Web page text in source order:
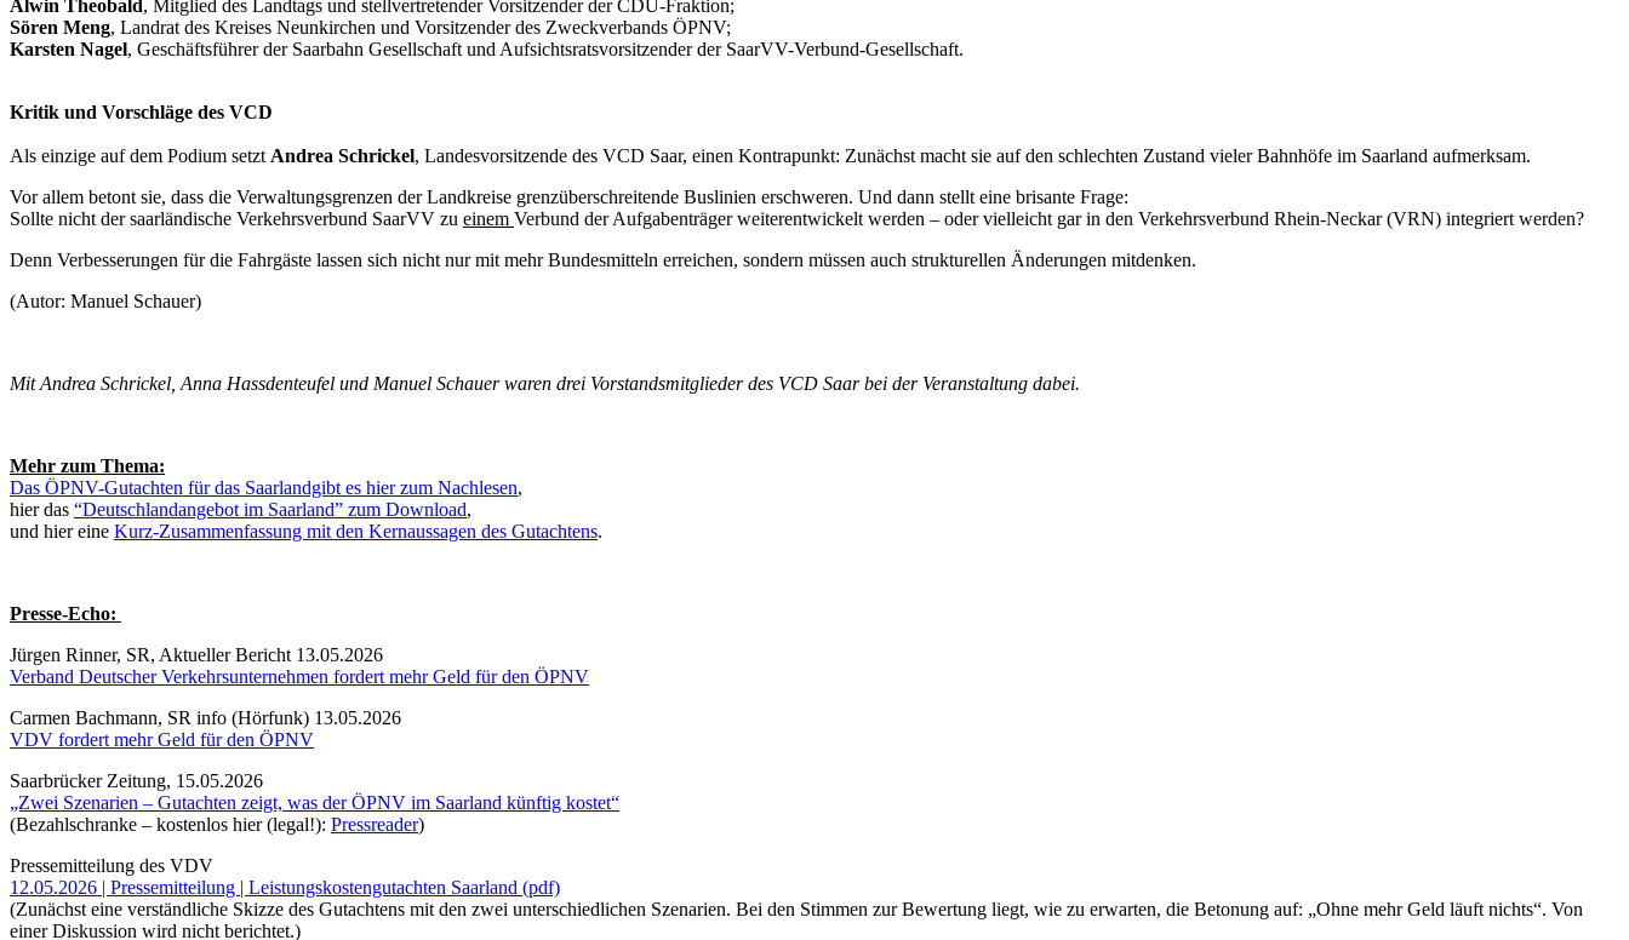
Alwin Theobald, Mitglied des Landtags und stellvertretender Vorsitzender der CDU-Fraktion;
Sören Meng, Landrat des Kreises Neunkirchen und Vorsitzender des Zweckverbands ÖPNV;
Karsten Nagel, Geschäftsführer der Saarbahn Gesellschaft und Aufsichtsratsvorsitzender der SaarVV-Verbund-Gesellschaft.
Kritik und Vorschläge des VCD
Als einzige auf dem Podium setzt Andrea Schrickel, Landesvorsitzende des VCD Saar, einen Kontrapunkt: Zunächst macht sie auf den schlechten Zustand vieler Bahnhöfe im Saarland aufmerksam.
Vor allem betont sie, dass die Verwaltungsgrenzen der Landkreise grenzüberschreitende Buslinien erschweren. Und dann stellt eine brisante Frage:
Sollte nicht der saarländische Verkehrsverbund SaarVV zu einem Verbund der Aufgabenträger weiterentwickelt werden – oder vielleicht gar in den Verkehrsverbund Rhein-Neckar (VRN) integriert werden?
Denn Verbesserungen für die Fahrgäste lassen sich nicht nur mit mehr Bundesmitteln erreichen, sondern müssen auch strukturellen Änderungen mitdenken.
(Autor: Manuel Schauer)
Mit Andrea Schrickel, Anna Hassdenteufel und Manuel Schauer waren drei Vorstandsmitglieder des VCD Saar bei der Veranstaltung dabei.
Mehr zum Thema:
Das ÖPNV-Gutachten für das Saarlandgibt es hier zum Nachlesen,
hier das “Deutschlandangebot im Saarland” zum Download,
und hier eine Kurz-Zusammenfassung mit den Kernaussagen des Gutachtens.
Presse-Echo:
Jürgen Rinner, SR, Aktueller Bericht 13.05.2026
Verband Deutscher Verkehrsunternehmen fordert mehr Geld für den ÖPNV
Carmen Bachmann, SR info (Hörfunk) 13.05.2026
VDV fordert mehr Geld für den ÖPNV
Saarbrücker Zeitung, 15.05.2026
„Zwei Szenarien – Gutachten zeigt, was der ÖPNV im Saarland künftig kostet“
(Bezahlschranke – kostenlos hier (legal!): Pressreader)
Pressemitteilung des VDV
12.05.2026 | Pressemitteilung | Leistungskostengutachten Saarland (pdf)
(Zunächst eine verständliche Skizze des Gutachtens mit den zwei unterschiedlichen Szenarien. Bei den Stimmen zur Bewertung liegt, wie zu erwarten, die Betonung auf: „Ohne mehr Geld läuft nichts“. Von
einer Diskussion wird nicht berichtet.)